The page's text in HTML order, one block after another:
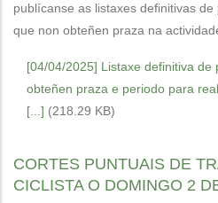
publícanse as listaxes definitivas
que non obteñen praza na
[04/04/2025] Listaxe definitiva
obteñen praza e periodo para
[...] (218.29 KB)
CORTES PUNTUAIS DE
CICLISTA O DOMINGO 2